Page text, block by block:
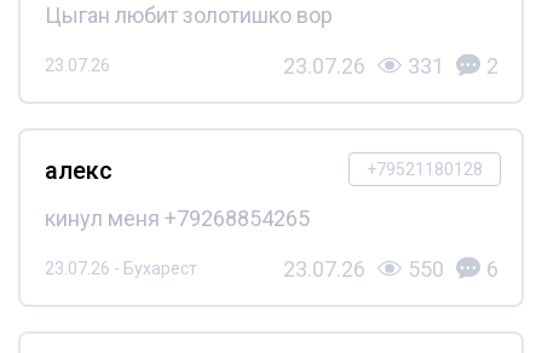
Цыган любит золотишко вор
23.07.26 23.07.26 331 2
+79521180128
алекс
кинул меня +79268854265
23.07.26 - Бухарест 23.07.26 550 6